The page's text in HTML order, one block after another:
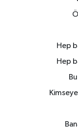
Hep
Hep